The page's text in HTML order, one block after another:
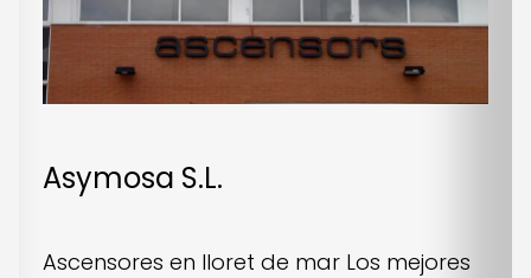
Asymosa S.L.
Ascensores en lloret de mar Los mejores